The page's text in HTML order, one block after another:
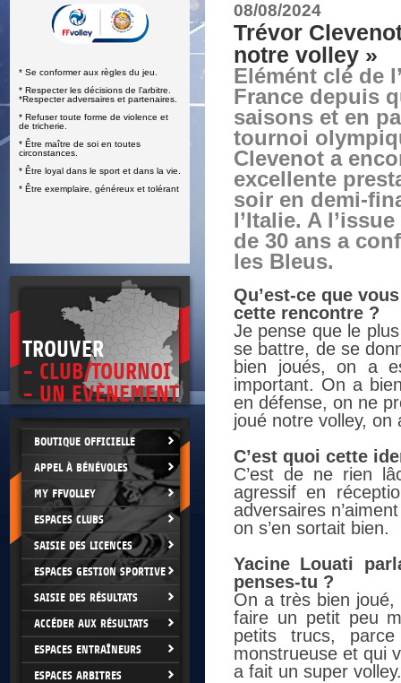
* Se conformer aux règles du jeu.
* Respecter les décisions de l’arbitre.
*Respecter adversaires et partenaires.
* Refuser toute forme de violence et
de tricherie.
* Être maître de soi en toutes
circonstances.
* Être loyal dans le sport et dans la vie.
* Être exemplaire, généreux et tolérant
TROUVER
- CLUB/TOURNOI
- UN EVÈNEMENT
BOUTIQUE OFFICIELLE
APPEL À BÉNÉVOLES
MY FFVOLLEY
ESPACES CLUBS
SAISIE DES LICENCES
ESPACES GESTION SPORTIVE
SAISIE DES RÉSULTATS
ACCÉDER AUX RÉSULTATS
ESPACES ENTRAÎNEURS
ESPACES ARBITRES
08/08/2024
Trévor
notre volley »
Elémént clé de
France depuis
saisons et en
tournoi
Clevenot a
excellente
soir en demi-
l’Italie. A
de 30 ans a
les Bleus.
Qu’est-ce que
cette rencontre ?
Je pense que le
se battre, de se
bien joués, on a
important. On a
en défense, on ne
joué notre volley, on
C’est quoi cette
C’est de ne rien
agressif en
adversaires
on s’en sortait bien.
Yacine Louati
penses-tu ?
On a très bien joué,
faire un petit peu
petits trucs,
monstrueuse et qui
a fait un super volley.